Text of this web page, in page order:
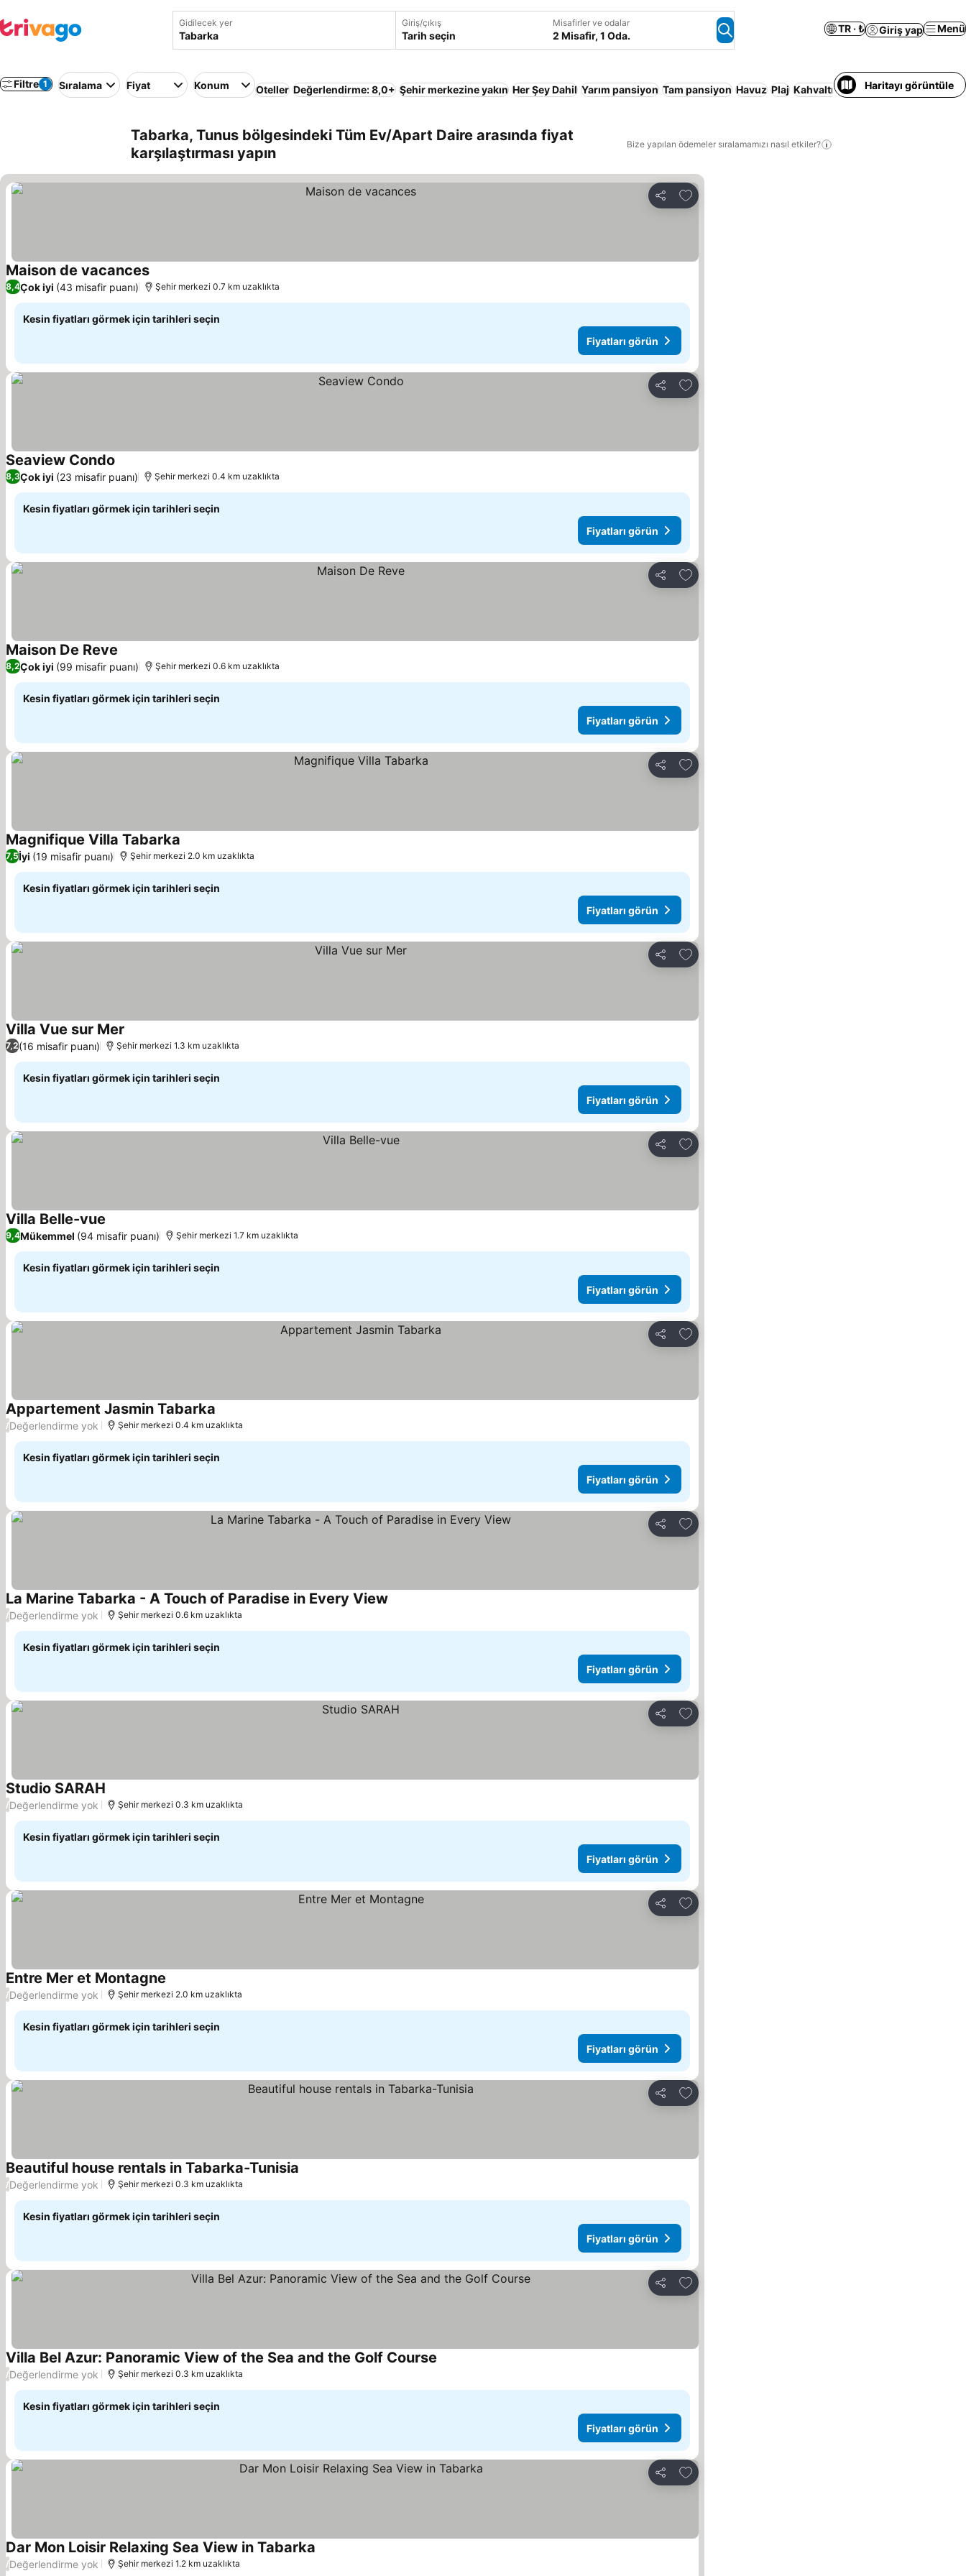
Gidilecek yer Giriş/çıkış
Tarih seçin
Misafirler ve odalar
2 Misafir, 1 Oda.
TR · ₺ Giriş yap Menü
Filtre 1 Sıralama Fiyat Konum Oteller Değerlendirme: 8,0+ Şehir merkezine yakın Her Şey Dahil Yarım pansiyon Tam pansiyon Havuz Plaj Kahvaltı dâhil Klima Konaklama
Haritayı görüntüle
Tabarka, Tunus bölgesindeki Tüm Ev/Apart Daire arasında fiyat
karşılaştırması yapın
Bize yapılan ödemeler sıralamamızı nasıl etkiler?
Paylaş
Favorilerime ekle
Maison de vacances
8,4Çok iyi (43 misafir puanı) Şehir merkezi 0.7 km uzaklıkta
Kesin fiyatları görmek için tarihleri seçin
Fiyatları görün
Paylaş
Favorilerime ekle
Seaview Condo
8,3Çok iyi (23 misafir puanı) Şehir merkezi 0.4 km uzaklıkta
Kesin fiyatları görmek için tarihleri seçin
Fiyatları görün
Paylaş
Favorilerime ekle
Maison De Reve
8,2Çok iyi (99 misafir puanı) Şehir merkezi 0.6 km uzaklıkta
Kesin fiyatları görmek için tarihleri seçin
Fiyatları görün
Paylaş
Favorilerime ekle
Magnifique Villa Tabarka
7,5İyi (19 misafir puanı) Şehir merkezi 2.0 km uzaklıkta
Kesin fiyatları görmek için tarihleri seçin
Fiyatları görün
Paylaş
Favorilerime ekle
Villa Vue sur Mer
7,2(16 misafir puanı) Şehir merkezi 1.3 km uzaklıkta
Kesin fiyatları görmek için tarihleri seçin
Fiyatları görün
Paylaş
Favorilerime ekle
Villa Belle-vue
9,4Mükemmel (94 misafir puanı) Şehir merkezi 1.7 km uzaklıkta
Kesin fiyatları görmek için tarihleri seçin
Fiyatları görün
Paylaş
Favorilerime ekle
Appartement Jasmin Tabarka
/Değerlendirme yok Şehir merkezi 0.4 km uzaklıkta
Kesin fiyatları görmek için tarihleri seçin
Fiyatları görün
Paylaş
Favorilerime ekle
La Marine Tabarka - A Touch of Paradise in Every View
/Değerlendirme yok Şehir merkezi 0.6 km uzaklıkta
Kesin fiyatları görmek için tarihleri seçin
Fiyatları görün
Paylaş
Favorilerime ekle
Studio SARAH
/Değerlendirme yok Şehir merkezi 0.3 km uzaklıkta
Kesin fiyatları görmek için tarihleri seçin
Fiyatları görün
Paylaş
Favorilerime ekle
Entre Mer et Montagne
/Değerlendirme yok Şehir merkezi 2.0 km uzaklıkta
Kesin fiyatları görmek için tarihleri seçin
Fiyatları görün
Paylaş
Favorilerime ekle
Beautiful house rentals in Tabarka-Tunisia
/Değerlendirme yok Şehir merkezi 0.3 km uzaklıkta
Kesin fiyatları görmek için tarihleri seçin
Fiyatları görün
Paylaş
Favorilerime ekle
Villa Bel Azur: Panoramic View of the Sea and the Golf Course
/Değerlendirme yok Şehir merkezi 0.3 km uzaklıkta
Kesin fiyatları görmek için tarihleri seçin
Fiyatları görün
Paylaş
Favorilerime ekle
Dar Mon Loisir Relaxing Sea View in Tabarka
/Değerlendirme yok Şehir merkezi 1.2 km uzaklıkta